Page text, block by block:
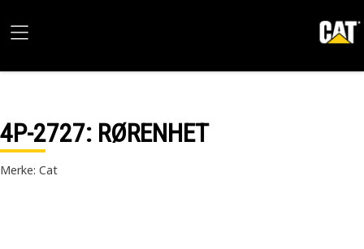
4P-2727: RØRENHET
Merke: Cat